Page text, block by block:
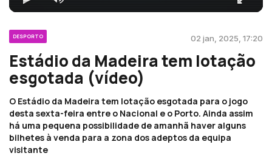
DESPORTO 02 jan, 2025, 17:20
Estádio da Madeira tem lotação
esgotada (vídeo)
O Estádio da Madeira tem lotação esgotada para o jogo
desta sexta-feira entre o Nacional e o Porto. Ainda assim
há uma pequena possibilidade de amanhã haver alguns
bilhetes à venda para a zona dos adeptos da equipa
visitante